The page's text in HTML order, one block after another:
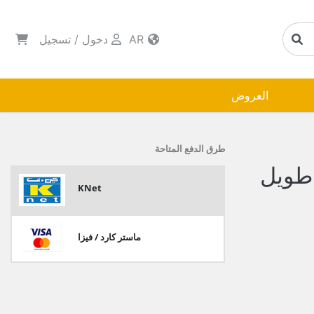
دخول / تسجيل
العروض
طرق الدفع المتاحة
KNet
ماستر كارد / فيزا